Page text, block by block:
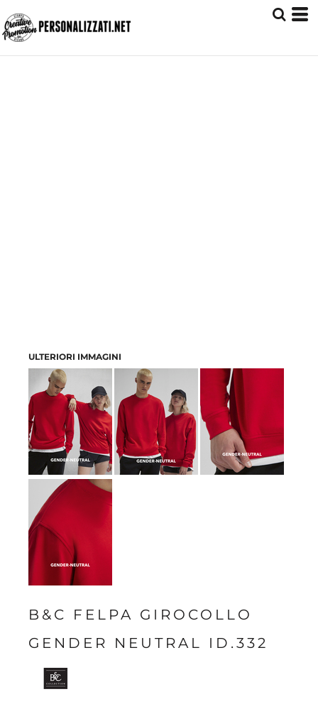
ULTERIORI IMMAGINI
B&C FELPA GIROCOLLO
GENDER NEUTRAL ID.332